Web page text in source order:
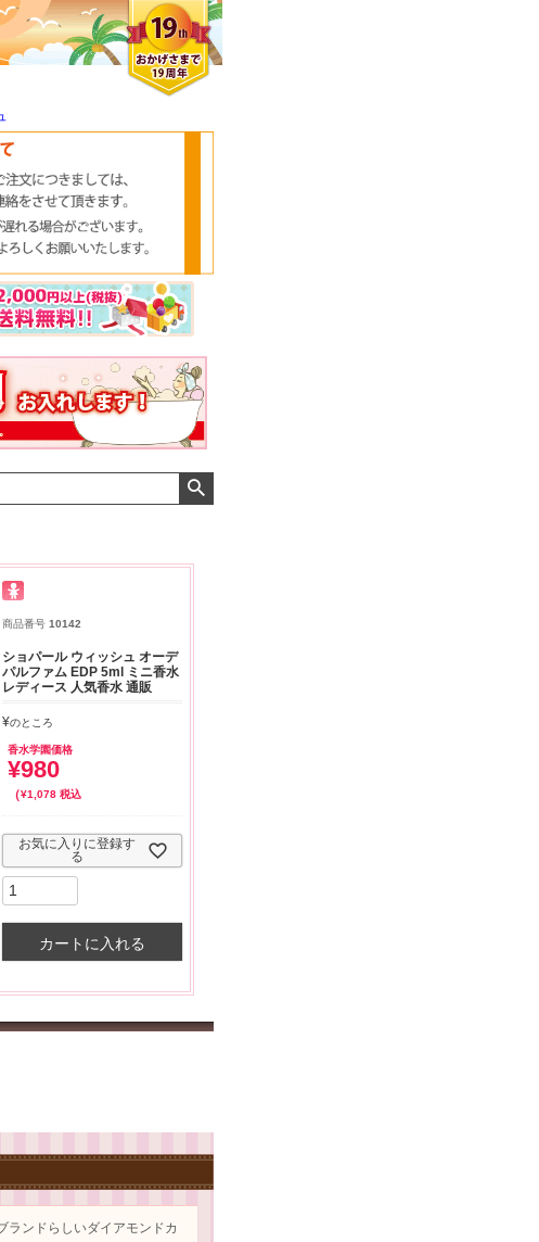
商品番号 10142
ショパール ウィッシュ オーデ
パルファム EDP 5ml ミニ香水
レディース 人気香水 通販
¥のところ
香水学園価格
¥980
¥1,078 税込
お気に入りに登録す
る
カートに入れる
ランドらしいダイアモンドカ
クロエさん
した。またよろしくお願い
おまけありがとうございま
した。早速レビューを書き